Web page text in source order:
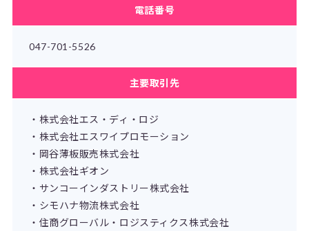
電話番号
047-701-5526
主要取引先
・株式会社エス・ディ・ロジ
・株式会社エスワイプロモーション
・岡谷薄板販売株式会社
・株式会社ギオン
・サンコーインダストリー株式会社
・シモハナ物流株式会社
・住商グローバル・ロジスティクス株式会社